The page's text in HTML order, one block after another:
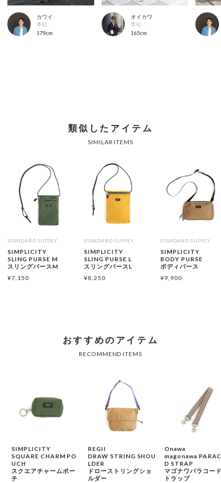
カワイ
本社
179cm
オイカワ
本社
165cm
類似したアイテム
SIMILAR ITEMS
STANDARD SUPPLY
SIMPLICITY
SLING PURSE M
スリングパースM
¥7,150
STANDARD SUPPLY
SIMPLICITY
SLING PURSE L
スリングパースL
¥8,250
STANDARD SUPPLY
SIMPLICITY
BODY PURSE
ボディパース
¥9,900
SIMPLICITY
SQUARE CHARM PO
UCH
スクエアチャームポー
チ
REGII
DRAW STRING SHOU
LDER
ドローストリングショ
ルダー
Onawa
magonawa
D STRAP
マゴナワパラコー
トラップ